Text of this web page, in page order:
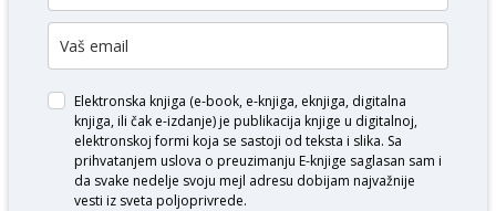
Elektronska knjiga (e-book, e-knjiga, eknjiga, digitalna
knjiga, ili čak e-izdanje) je publikacija knjige u digitalnoj,
elektronskoj formi koja se sastoji od teksta i slika. Sa
prihvatanjem uslova o preuzimanju E-knjige saglasan sam i
da svake nedelje svoju mejl adresu dobijam najvažnije
vesti iz sveta poljoprivrede.